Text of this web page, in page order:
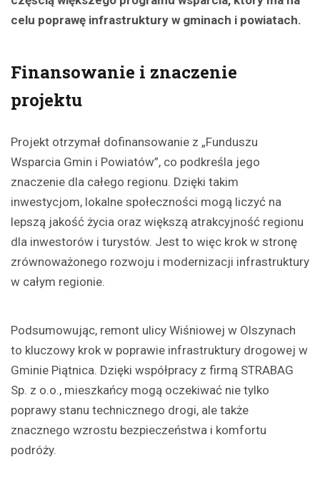
celu poprawę infrastruktury w gminach i powiatach.
Finansowanie i znaczenie
projektu
Projekt otrzymał dofinansowanie z „Funduszu
Wsparcia Gmin i Powiatów”, co podkreśla jego
znaczenie dla całego regionu. Dzięki takim
inwestycjom, lokalne społeczności mogą liczyć na
lepszą jakość życia oraz większą atrakcyjność regionu
dla inwestorów i turystów. Jest to więc krok w stronę
zrównoważonego rozwoju i modernizacji infrastruktury
w całym regionie.
Podsumowując, remont ulicy Wiśniowej w Olszynach
to kluczowy krok w poprawie infrastruktury drogowej w
Gminie Piątnica. Dzięki współpracy z firmą STRABAG
Sp. z o.o., mieszkańcy mogą oczekiwać nie tylko
poprawy stanu technicznego drogi, ale także
znacznego wzrostu bezpieczeństwa i komfortu
podróży.